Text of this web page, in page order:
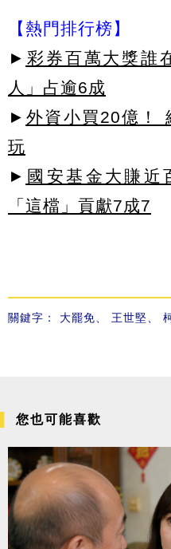
【熱門排行榜】
► 彩券百萬大獎誰
人」占逾6成
► 外資小買20億！
玩
► 國安基金大賺近
「這檔」貢獻7成7
關鍵字： 大罷免 王世堅
您也可能喜歡